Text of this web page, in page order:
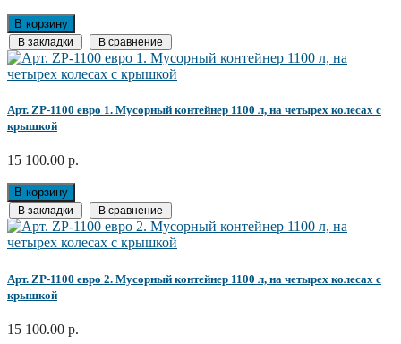
В корзину
В закладки В сравнение
Арт. ZP-1100 евро 1. Мусорный контейнер 1100 л, на четырех колесах с
крышкой
15 100.00 р.
В корзину
В закладки В сравнение
Арт. ZP-1100 евро 2. Мусорный контейнер 1100 л, на четырех колесах с
крышкой
15 100.00 р.